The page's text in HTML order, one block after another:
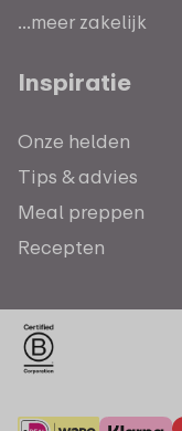
...meer zakelijk
Inspiratie
Onze helden
Tips & advies
Meal preppen
Recepten